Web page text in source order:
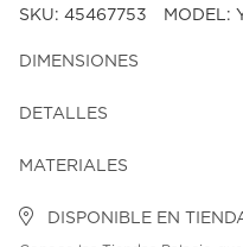
SKU: 45467753 MODEL:
DIMENSIONES
DETALLES
MATERIALES
DISPONIBLE EN